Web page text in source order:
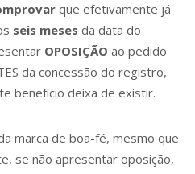
que efetivamente já
seis meses da data do
OPOSIÇÃO ao pedido
da concessão do registro,
benefício deixa de existir.
marca de boa-fé, mesmo que
se não apresentar oposição,